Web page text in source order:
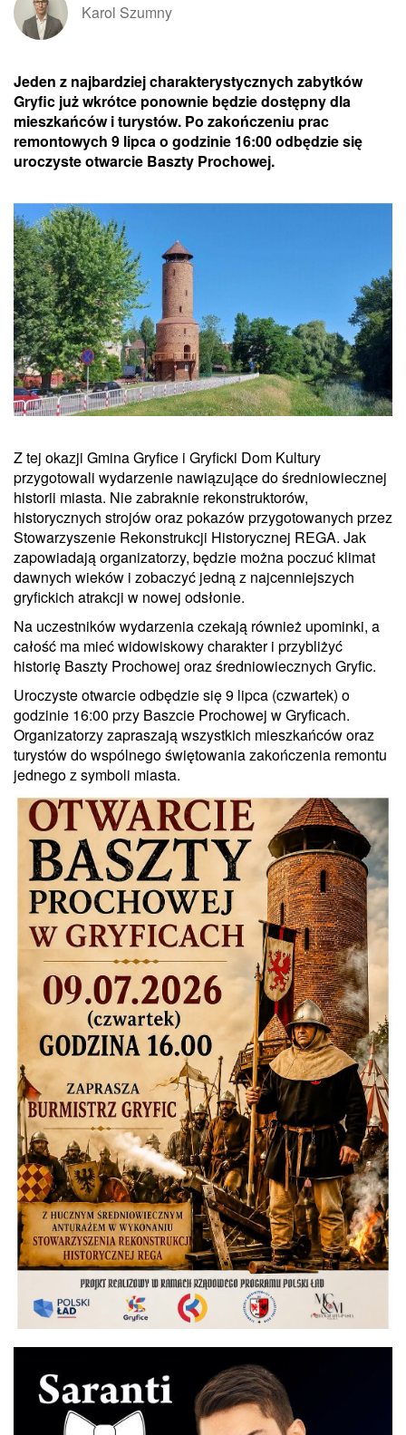
Karol Szumny
Jeden z najbardziej charakterystycznych zabytków
Gryfic już wkrótce ponownie będzie dostępny dla
mieszkańców i turystów. Po zakończeniu prac
remontowych 9 lipca o godzinie 16:00 odbędzie się
uroczyste otwarcie Baszty Prochowej.
Z tej okazji Gmina Gryfice i Gryficki Dom Kultury
przygotowali wydarzenie nawiązujące do średniowiecznej
historii miasta. Nie zabraknie rekonstruktorów,
historycznych strojów oraz pokazów przygotowanych przez
Stowarzyszenie Rekonstrukcji Historycznej REGA. Jak
zapowiadają organizatorzy, będzie można poczuć klimat
dawnych wieków i zobaczyć jedną z najcenniejszych
gryfickich atrakcji w nowej odsłonie.
Na uczestników wydarzenia czekają również upominki, a
całość ma mieć widowiskowy charakter i przybliżyć
historię Baszty Prochowej oraz średniowiecznych Gryfic.
Uroczyste otwarcie odbędzie się 9 lipca (czwartek) o
godzinie 16:00 przy Baszcie Prochowej w Gryficach.
Organizatorzy zapraszają wszystkich mieszkańców oraz
turystów do wspólnego świętowania zakończenia remontu
jednego z symboli miasta.